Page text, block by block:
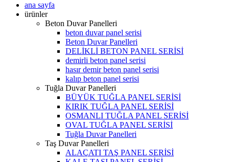
ana sayfa
ürünler
Beton Duvar Panelleri
beton duvar panel serisi
Beton Duvar Panelleri
DELİKLİ BETON PANEL SERİSİ
demirli beton panel serisi
hasır demir beton panel serisi
kalıp beton panel serisi
Tuğla Duvar Panelleri
BÜYÜK TUĞLA PANEL SERİSİ
KIRIK TUĞLA PANEL SERİSİ
OSMANLI TUĞLA PANEL SERİSİ
OVAL TUĞLA PANEL SERİSİ
Tuğla Duvar Panelleri
Taş Duvar Panelleri
ALAÇATI TAŞ PANEL SERİSİ